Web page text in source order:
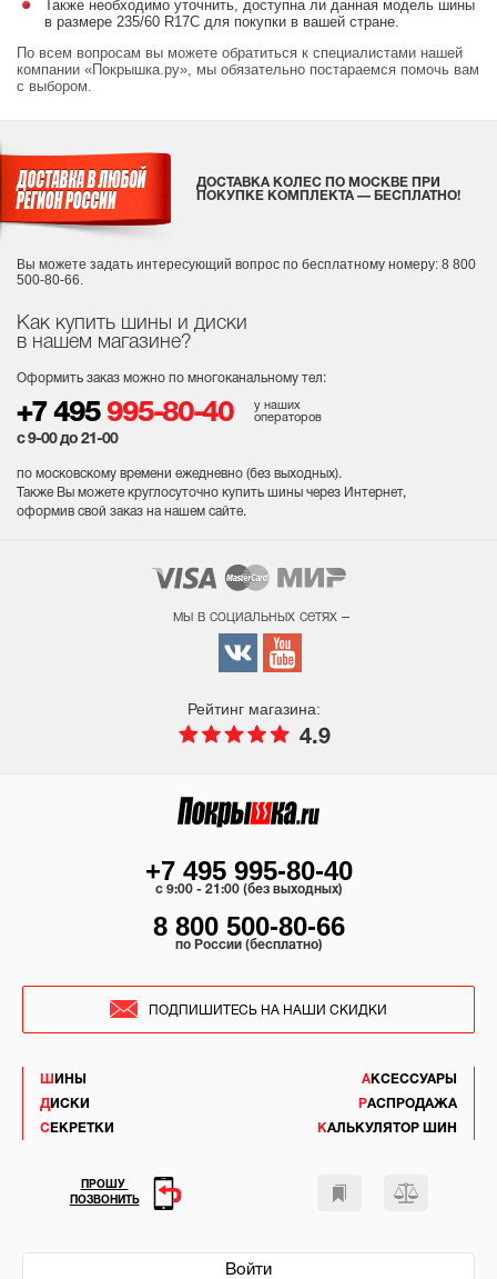
Также необходимо уточнить, доступна ли данная модель шины
в размере 235/60 R17C для покупки в вашей стране.
По всем вопросам вы можете обратиться к специалистами нашей
компании «Покрышка.ру», мы обязательно постараемся помочь вам
с выбором.
Как купить шины и диски
в нашем магазине?
Оформить заказ можно по многоканальному тел:
+7 495 995-80-40
у наших
операторов
с 9-00 до 21-00
по московскому времени ежедневно (без выходных).
Также Вы можете круглосуточно купить шины через Интернет,
оформив свой заказ на нашем сайте.
ДОСТАВКА КОЛЕС ПО МОСКВЕ ПРИ
ПОКУПКЕ КОМПЛЕКТА — БЕСПЛАТНО!
Вы можете задать интересующий вопрос по бесплатному номеру: 8 800
500-80-66.
мы в социальных сетях –
Рейтинг магазина:
4.9
ШИНЫ
ДИСКИ
СЕКРЕТКИ
АКСЕССУАРЫ
РАСПРОДАЖА
КАЛЬКУЛЯТОР ШИН
Войти
+7 495 995-80-40
c 9:00 - 21:00 (без выходных)
8 800 500-80-66
по России (бесплатно)
ПОДПИШИТЕСЬ НА НАШИ СКИДКИ
ПРОШУ
ПОЗВОНИТЬ